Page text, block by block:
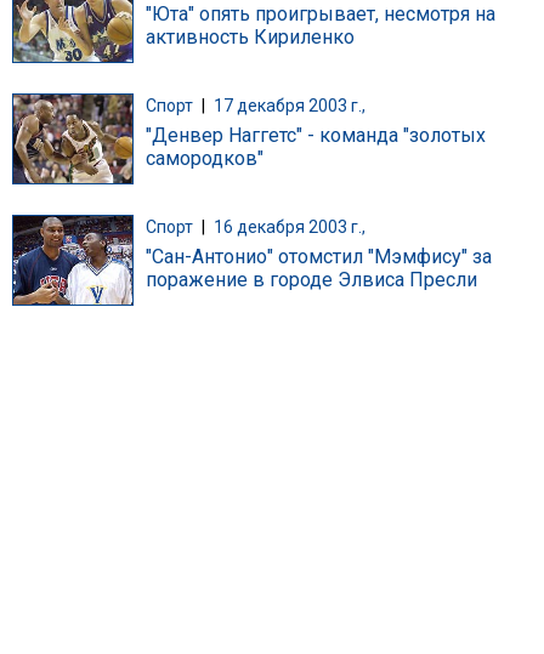
"Юта" опять проигрывает, несмотря на
активность Кириленко
Спорт 17 декабря 2003 г.,
"Денвер Наггетс" - команда "золотых
самородков"
Спорт 16 декабря 2003 г.,
"Сан-Антонио" отомстил "Мэмфису" за
поражение в городе Элвиса Пресли